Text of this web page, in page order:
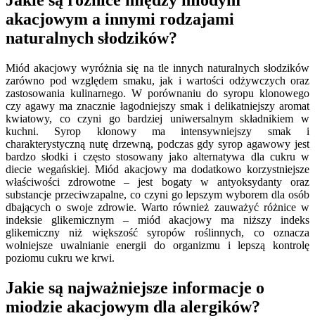
akacjowym a innymi rodzajami
naturalnych słodzików?
Miód akacjowy wyróżnia się na tle innych naturalnych słodzików
zarówno pod względem smaku, jak i wartości odżywczych oraz
zastosowania kulinarnego. W porównaniu do syropu klonowego
czy agawy ma znacznie łagodniejszy smak i delikatniejszy aromat
kwiatowy, co czyni go bardziej uniwersalnym składnikiem w
kuchni. Syrop klonowy ma intensywniejszy smak i
charakterystyczną nutę drzewną, podczas gdy syrop agawowy jest
bardzo słodki i często stosowany jako alternatywa dla cukru w
diecie wegańskiej. Miód akacjowy ma dodatkowo korzystniejsze
właściwości zdrowotne – jest bogaty w antyoksydanty oraz
substancje przeciwzapalne, co czyni go lepszym wyborem dla osób
dbających o swoje zdrowie. Warto również zauważyć różnice w
indeksie glikemicznym – miód akacjowy ma niższy indeks
glikemiczny niż większość syropów roślinnych, co oznacza
wolniejsze uwalnianie energii do organizmu i lepszą kontrolę
poziomu cukru we krwi.
Jakie są najważniejsze informacje o
miodzie akacjowym dla alergików?